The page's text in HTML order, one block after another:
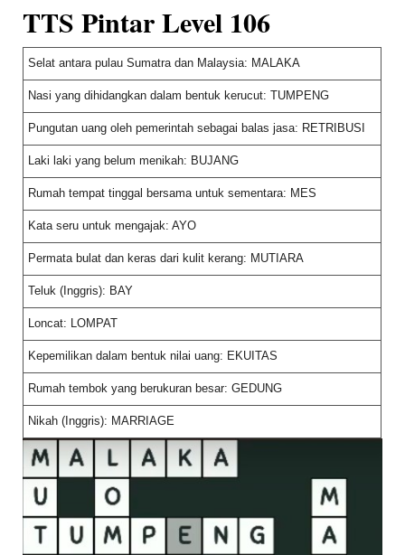
TTS Pintar Level 106
Selat antara pulau Sumatra dan Malaysia: MALAKA
Nasi yang dihidangkan dalam bentuk kerucut: TUMPENG
Pungutan uang oleh pemerintah sebagai balas jasa: RETRIBUSI
Laki laki yang belum menikah: BUJANG
Rumah tempat tinggal bersama untuk sementara: MES
Kata seru untuk mengajak: AYO
Permata bulat dan keras dari kulit kerang: MUTIARA
Teluk (Inggris): BAY
Loncat: LOMPAT
Kepemilikan dalam bentuk nilai uang: EKUITAS
Rumah tembok yang berukuran besar: GEDUNG
Nikah (Inggris): MARRIAGE